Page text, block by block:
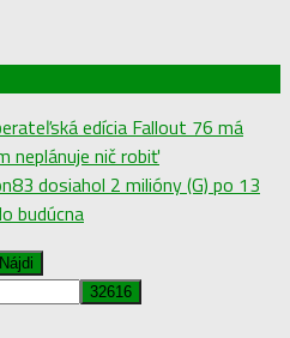
edícia Fallout 76 má
neplánuje nič robiť
dosiahol 2 milióny (G) po 13
budúcna